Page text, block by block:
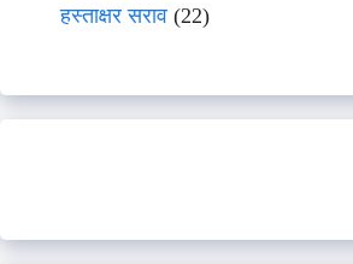
हस्ताक्षर सराव (22)